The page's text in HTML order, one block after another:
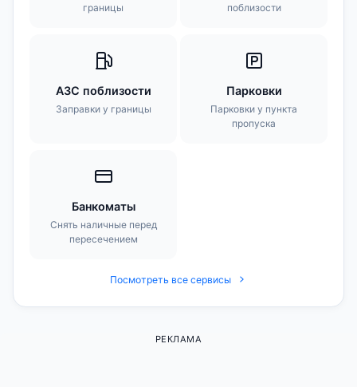
границы
поблизости
АЗС поблизости
Заправки у границы
Парковки
Парковки у пункта
пропуска
Банкоматы
Снять наличные перед
пересечением
Посмотреть все сервисы
РЕКЛАМА